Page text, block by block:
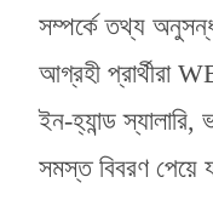
সম্পর্কে তথ্য
আগ্রহী প্রার্থীরা
ইন-হ্যান্ড
সমস্ত বিবরণ পেয়ে